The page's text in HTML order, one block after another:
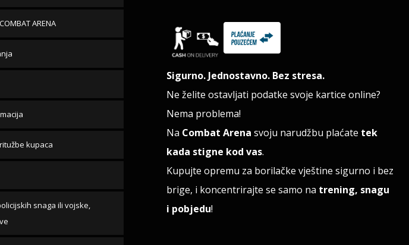
ARENA
kupaca
snaga ili vojske,
Sigurno. Jednostavno. Bez stresa.
Ne želite ostavljati podatke svoje kartice online?
Nema problema!
Na Combat Arena svoju narudžbu plaćate tek
kada stigne kod vas.
Kupujte opremu za borilačke vještine sigurno i bez
brige, i koncentrirajte se samo na trening, snagu
i pobjedu!